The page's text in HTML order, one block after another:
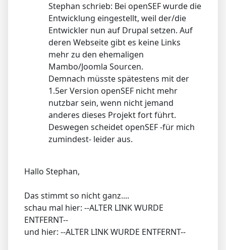
Stephan schrieb: Bei openSEF wurde die
Entwicklung eingestellt, weil der/die
Entwickler nun auf Drupal setzen. Auf
deren Webseite gibt es keine Links
mehr zu den ehemaligen
Mambo/Joomla Sourcen.
Demnach müsste spätestens mit der
1.5er Version openSEF nicht mehr
nutzbar sein, wenn nicht jemand
anderes dieses Projekt fort führt.
Deswegen scheidet openSEF -für mich
zumindest- leider aus.
Hallo Stephan,
Das stimmt so nicht ganz....
schau mal hier: --ALTER LINK WURDE
ENTFERNT--
und hier: --ALTER LINK WURDE ENTFERNT--